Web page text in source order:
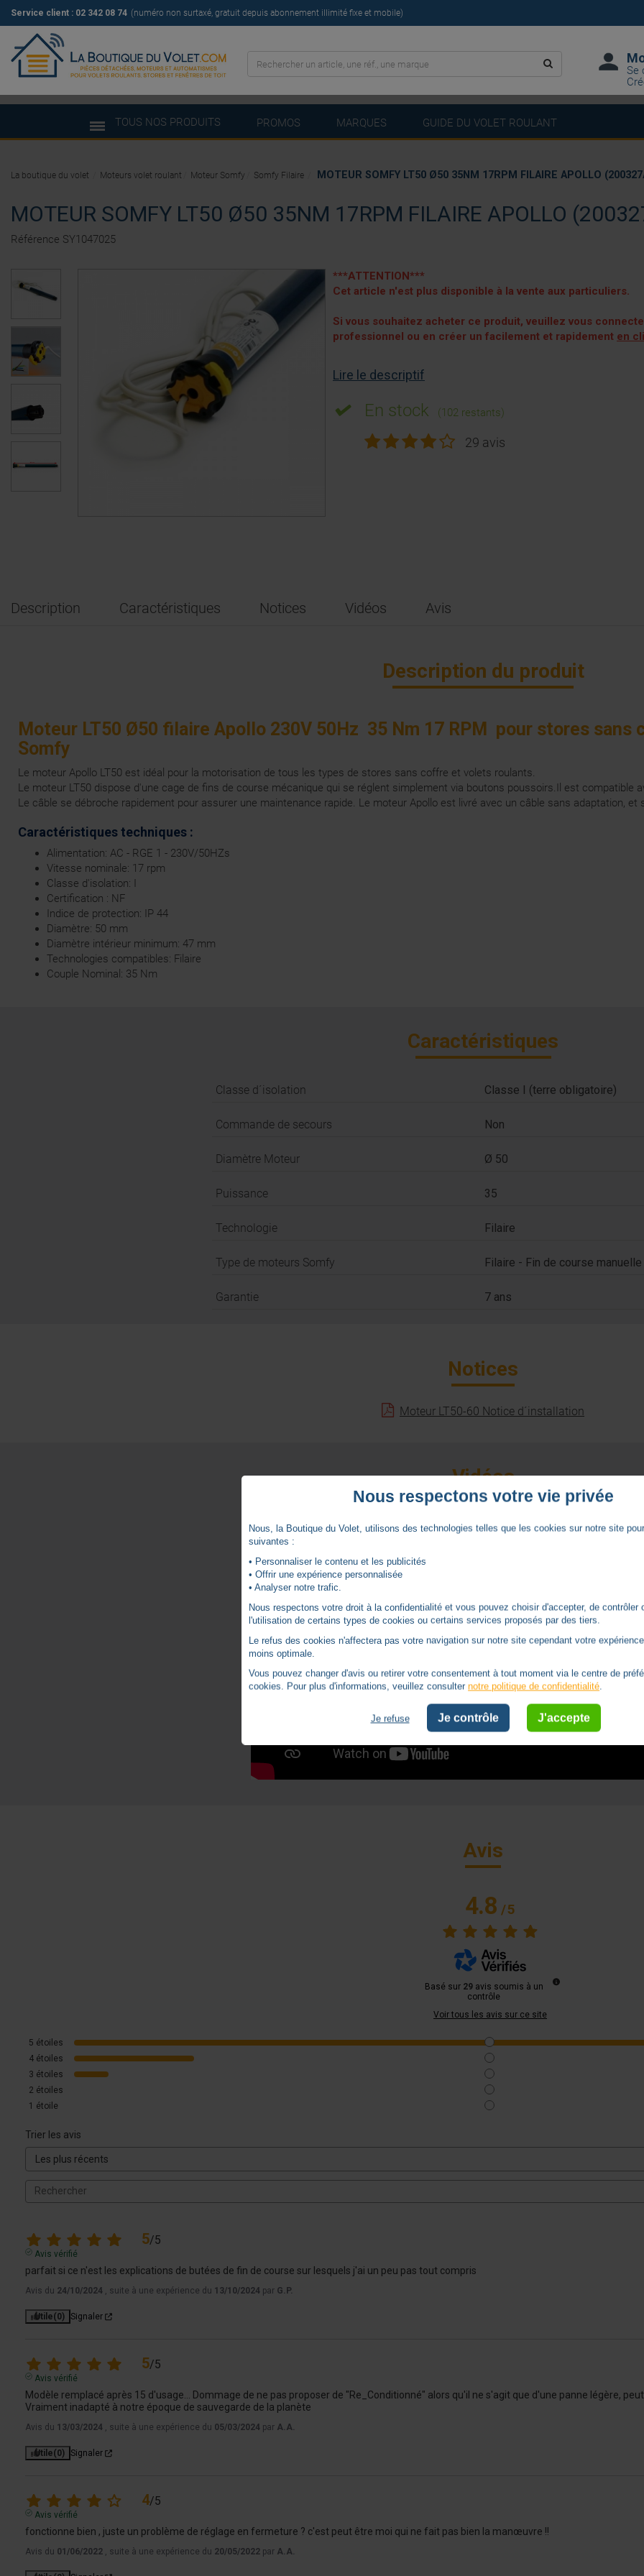
Service client : 02 342 08 74 (numéro non surtaxé, gratuit depuis abonnement illimité fixe et mobile)
Se
TOUS NOS PRODUITS PROMOS MARQUES GUIDE DU VOLET ROULANT
MOTEUR SOMFY LT50 Ø50 35NM 17RPM FILAIRE APOLLO
Référence SY1047025
***ATTENTION***
Cet article n'est plus disponible à la vente aux particuliers.
Si vous souhaitez acheter ce produit, veuillez vous
professionnel ou en créer un facilement et rapidement en
Lire le descriptif
En stock (102 restants)
29 avis
Description Caractéristiques Notices Vidéos Avis
Description du produit
Moteur LT50 Ø50 filaire Apollo 230V 50Hz 35 Nm 17 RPM pour stores
Somfy
Le moteur Apollo LT50 est idéal pour la motorisation de tous les types de stores sans coffre et volets roulants.
Le moteur LT50 dispose d'une cage de fins de course mécanique qui se réglent simplement via boutons poussoirs.Il est compatible
Le câble se débroche rapidement pour assurer une maintenance rapide. Le moteur Apollo est livré avec un câble sans adaptation, et
Caractéristiques techniques :
Alimentation: AC - RGE 1 - 230V/50HZs
Vitesse nominale: 17 rpm
Classe d'isolation: I
Certification : NF
Indice de protection: IP 44
Diamètre: 50 mm
Diamètre intérieur minimum: 47 mm
Technologies compatibles: Filaire
Couple Nominal: 35 Nm
Caractéristiques
Classe d´isolation Classe I (terre obligatoire)
Commande de secours Non
Diamètre Moteur Ø 50
Puissance 35
Technologie Filaire
Type de moteurs Somfy Filaire - Fin de course manuelle
Garantie 7 ans
Notices
Moteur LT50-60 Notice d´installation
Vidéos
Avis
4.8/5
Basé sur 29 avis soumis à un
contrôle
Voir tous les avis sur ce site
5 étoiles
4 étoiles
3 étoiles
2 étoiles
1 étoile
Trier les avis
5/5
Avis vérifié
parfait si ce n'est les explications de butées de fin de course sur lesquels j'ai un peu pas tout compris
Avis du 24/10/2024 , suite à une expérience du 13/10/2024 par G.P.
Utile(0) Signaler
5/5
Avis vérifié
Modèle remplacé après 15 d'usage... Dommage de ne pas proposer de "Re_Conditionné" alors qu'il ne s'agit que d'une panne légère,
Vraiment inadapté à notre époque de sauvegarde de la planète
Avis du 13/03/2024 , suite à une expérience du 05/03/2024 par A.A.
Utile(0) Signaler
4/5
Avis vérifié
fonctionne bien , juste un problème de réglage en fermeture ? c'est peut être moi qui ne fait pas bien la manœuvre !!
Avis du 01/06/2022 , suite à une expérience du 20/05/2022 par A.A.
La boutique du volet Moteurs volet roulant Moteur Somfy Somfy Filaire MOTEUR SOMFY LT50 Ø50 35NM 17RPM FILAIRE APOLLO
Nous respectons votre vie privée
Nous, la Boutique du Volet, utilisons des technologies telles que les cookies sur notre site
suivantes :
• Personnaliser le contenu et les publicités
• Offrir une expérience personnalisée
• Analyser notre trafic.
Nous respectons votre droit à la confidentialité et vous pouvez choisir d'accepter, de contrôler
l'utilisation de certains types de cookies ou certains services proposés par des tiers.
Le refus des cookies n'affectera pas votre navigation sur notre site cependant votre
moins optimale.
Vous pouvez changer d'avis ou retirer votre consentement à tout moment via le centre de
cookies. Pour plus d'informations, veuillez consulternotre politique de confidentialité.
Je refuse Je contrôle J'accepte